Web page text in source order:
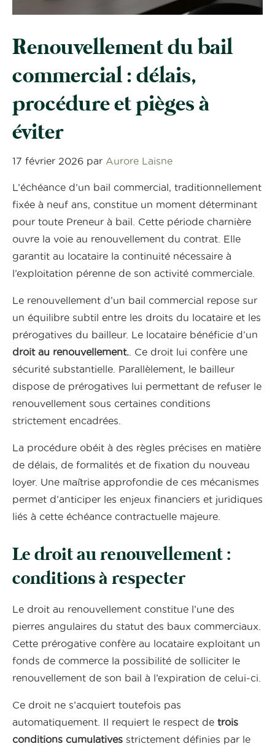
Renouvellement du bail
commercial : délais,
procédure et pièges à
éviter
17 février 2026 par Aurore Laisne
L’échéance d’un bail commercial, traditionnellement
fixée à neuf ans, constitue un moment déterminant
pour toute Preneur à bail. Cette période charnière
ouvre la voie au renouvellement du contrat. Elle
garantit au locataire la continuité nécessaire à
l’exploitation pérenne de son activité commerciale.
Le renouvellement d’un bail commercial repose sur
un équilibre subtil entre les droits du locataire et les
prérogatives du bailleur. Le locataire bénéficie d’un
droit au renouvellement. . Ce droit lui confère une
sécurité substantielle. Parallèlement, le bailleur
dispose de prérogatives lui permettant de refuser le
renouvellement sous certaines conditions
strictement encadrées.
La procédure obéit à des règles précises en matière
de délais, de formalités et de fixation du nouveau
loyer. Une maîtrise approfondie de ces mécanismes
permet d’anticiper les enjeux financiers et juridiques
liés à cette échéance contractuelle majeure.
Le droit au renouvellement :
conditions à respecter
Le droit au renouvellement constitue l’une des
pierres angulaires du statut des baux commerciaux.
Cette prérogative confère au locataire exploitant un
fonds de commerce la possibilité de solliciter le
renouvellement de son bail à l’expiration de celui-ci.
Ce droit ne s’acquiert toutefois pas
automatiquement. Il requiert le respect de trois
conditions cumulatives strictement définies par le